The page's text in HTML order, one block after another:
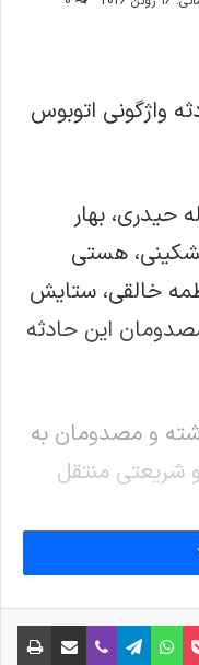
واژگونی اتوبوس
حیدری، بهار
هستی
خالقی، ستایش
این حادثه
و مصدومان به
شریعتی منتقل
پاکتواتس آپ تلگراموایبر اشتراک گذاری از طریق ایمیل